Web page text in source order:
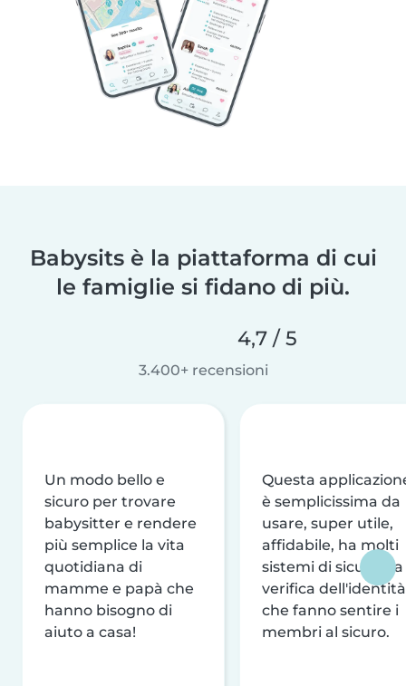
Babysits è la piattaforma di cui
le famiglie si fidano di più.
4,7 / 5
3.400+ recensioni
Un modo bello e
sicuro per trovare
babysitter e rendere
più semplice la vita
quotidiana di
mamme e papà che
hanno bisogno di
aiuto a casa!
Questa
è semplicissima da
usare, super utile,
affidabile, ha molti
sistemi di sicurezza
verifica dell'identità
che fanno sentire i
membri al sicuro.